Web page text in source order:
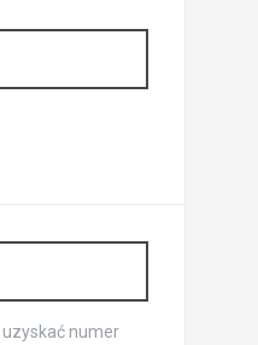
uzyskać numer